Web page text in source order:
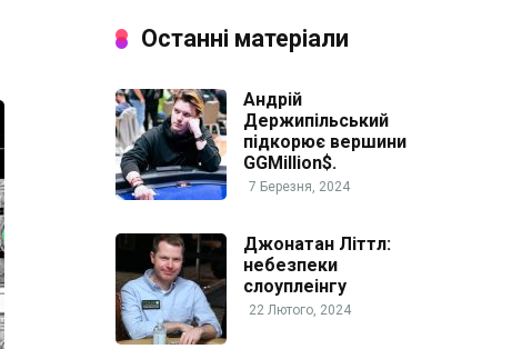
Останні матеріали
Андрій
Держипільський
підкорює вершини
GGMillion$.
7 Березня, 2024
Джонатан Літтл:
небезпеки
слоуплеінгу
22 Лютого, 2024